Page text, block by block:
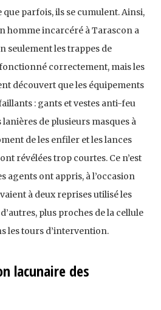
parfois, ils se cumulent. Ainsi,
homme incarcéré à Tarascon a
seulement les trappes de
correctement, mais les
découvert que les équipements
: gants et vestes anti-feu
lanières de plusieurs masques à
de les enfiler et les lances
révélées trop courtes. Ce n’est
agents ont appris, à l’occasion
à deux reprises utilisé les
plus proches de la cellule
les tours d’intervention.
lacunaire des